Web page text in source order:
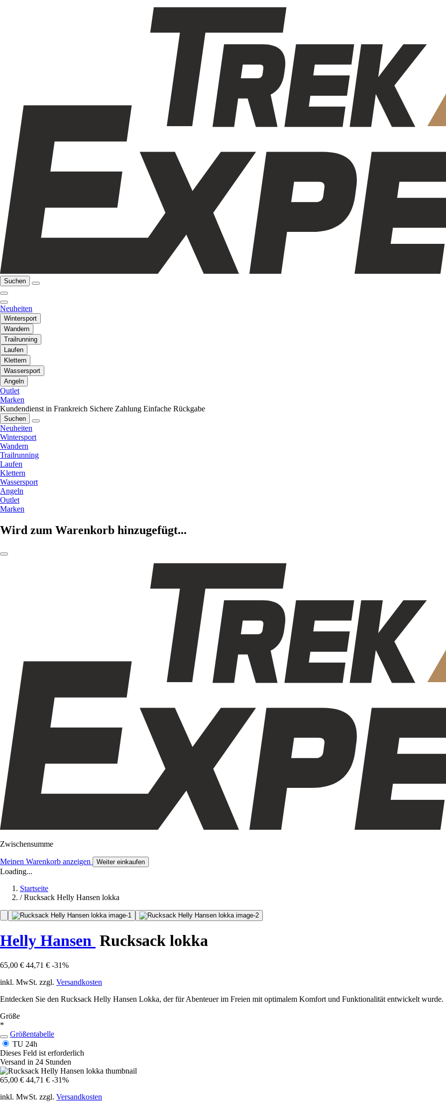
Suchen
Neuheiten
Wintersport
Wandern
Trailrunning
Laufen
Klettern
Wassersport
Angeln
Outlet
Marken
Kundendienst in Frankreich Sichere Zahlung Einfache Rückgabe
Suchen
Neuheiten
Wintersport
Wandern
Trailrunning
Laufen
Klettern
Wassersport
Angeln
Outlet
Marken
Wird zum Warenkorb hinzugefügt...
Zwischensumme
Meinen Warenkorb anzeigen Weiter einkaufen
Loading...
Startseite
/ Rucksack Helly Hansen lokka
Helly Hansen Rucksack lokka
65,00 € 44,71 € -31%
inkl. MwSt. zzgl. Versandkosten
Entdecken Sie den Rucksack Helly Hansen Lokka, der für Abenteuer im Freien mit optimalem Komfort und Funktionalität entwickelt wurde.
Größe
*
Größentabelle
TU 24h
Dieses Feld ist erforderlich
Versand in 24 Stunden
65,00 € 44,71 € -31%
inkl. MwSt. zzgl. Versandkosten